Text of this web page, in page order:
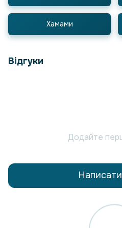
Хамами
Відгуки
Додайте
Написати